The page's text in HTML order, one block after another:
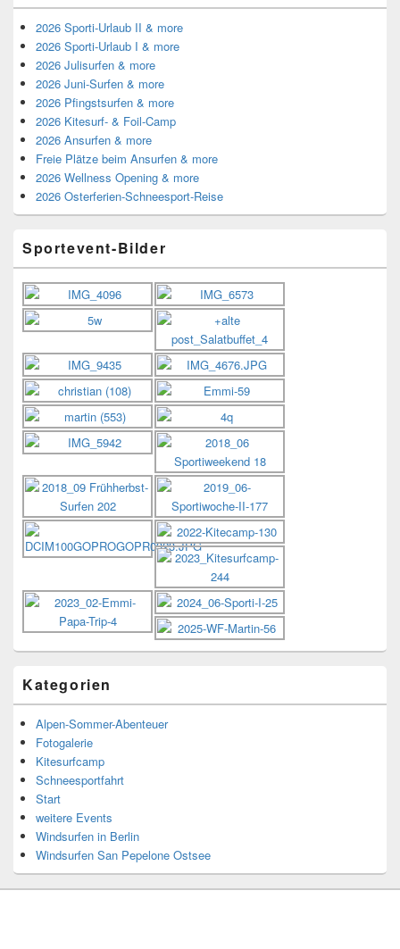
2026 Sporti-Urlaub II & more
2026 Sporti-Urlaub I & more
2026 Julisurfen & more
2026 Juni-Surfen & more
2026 Pfingstsurfen & more
2026 Kitesurf- & Foil-Camp
2026 Ansurfen & more
Freie Plätze beim Ansurfen & more
2026 Wellness Opening & more
2026 Osterferien-Schneesport-Reise
Sportevent-Bilder
Kategorien
Alpen-Sommer-Abenteuer
Fotogalerie
Kitesurfcamp
Schneesportfahrt
Start
weitere Events
Windsurfen in Berlin
Windsurfen San Pepelone Ostsee